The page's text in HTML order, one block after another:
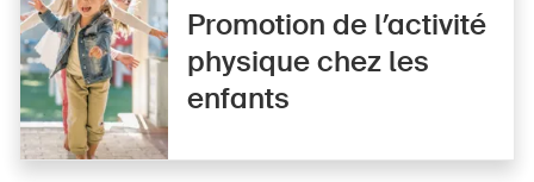
Promotion de l’activité
physique chez les
enfants